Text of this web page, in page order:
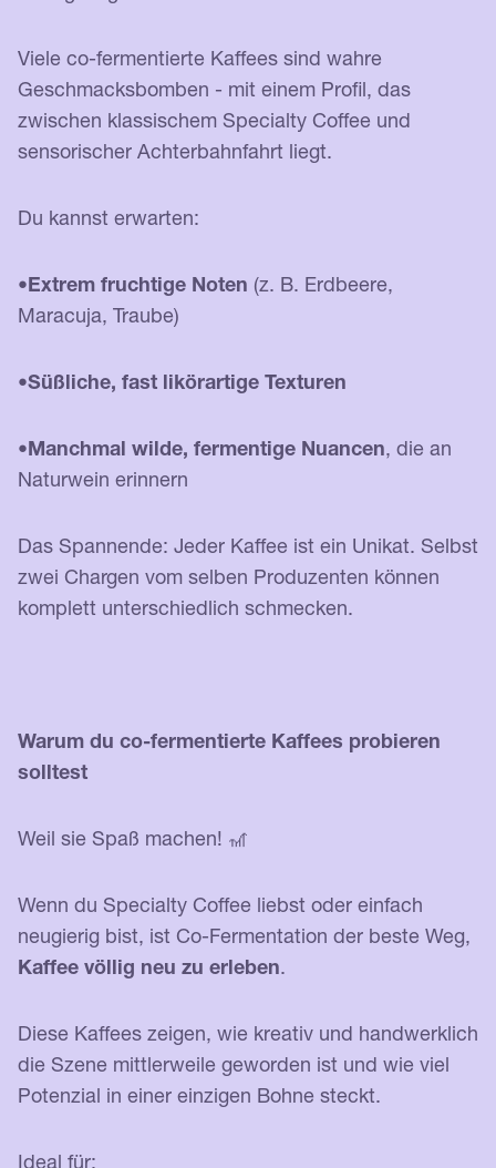
Viele co-fermentierte Kaffees sind wahre
Geschmacksbomben - mit einem Profil, das
zwischen klassischem Specialty Coffee und
sensorischer Achterbahnfahrt liegt.
Du kannst erwarten:
•Extrem fruchtige Noten (z. B. Erdbeere,
Maracuja, Traube)
•Süßliche, fast likörartige Texturen
•Manchmal wilde, fermentige Nuancen, die an
Naturwein erinnern
Das Spannende: Jeder Kaffee ist ein Unikat. Selbst
zwei Chargen vom selben Produzenten können
komplett unterschiedlich schmecken.
Warum du co-fermentierte Kaffees probieren
solltest
Weil sie Spaß machen! 🎢
Wenn du Specialty Coffee liebst oder einfach
neugierig bist, ist Co-Fermentation der beste Weg,
Kaffee völlig neu zu erleben.
Diese Kaffees zeigen, wie kreativ und handwerklich
die Szene mittlerweile geworden ist und wie viel
Potenzial in einer einzigen Bohne steckt.
Ideal für: